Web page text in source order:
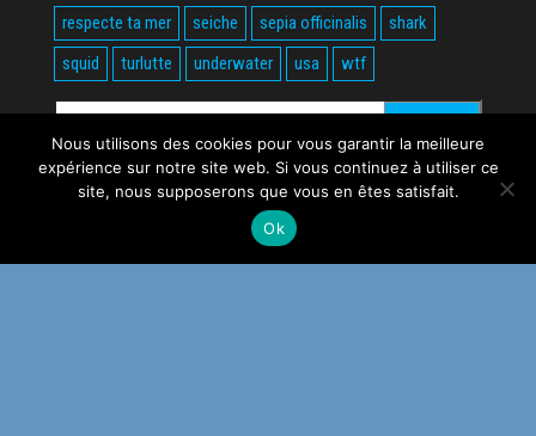
respecte ta mer
seiche sepia officinalis
shark
squid
turlutte underwater usa wtf
Rechercher :
WordPress
Nous utilisons des cookies pour vous garantir la meilleure
expérience sur notre site web. Si vous continuez à utiliser ce
site, nous supposerons que vous en êtes satisfait.
Ok